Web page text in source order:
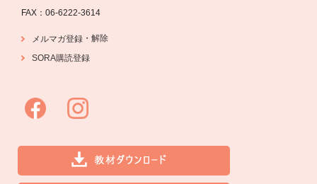
FAX：06-6222-3614
メルマガ登録 ・ 解除
SORA購読登録